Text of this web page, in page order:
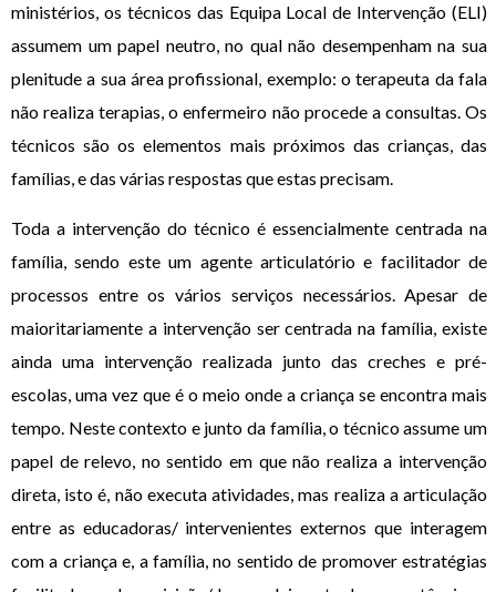
ministérios, os técnicos das Equipa Local de Intervenção (ELI)
assumem um papel neutro, no qual não desempenham na sua
plenitude a sua área profissional, exemplo: o terapeuta da fala
não realiza terapias, o enfermeiro não procede a consultas. Os
técnicos são os elementos mais próximos das crianças, das
famílias, e das várias respostas que estas precisam.
Toda a intervenção do técnico é essencialmente centrada na
família, sendo este um agente articulatório e facilitador de
processos entre os vários serviços necessários. Apesar de
maioritariamente a intervenção ser centrada na família, existe
ainda uma intervenção realizada junto das creches e pré-
escolas, uma vez que é o meio onde a criança se encontra mais
tempo. Neste contexto e junto da família, o técnico assume um
papel de relevo, no sentido em que não realiza a intervenção
direta, isto é, não executa atividades, mas realiza a articulação
entre as educadoras/ intervenientes externos que interagem
com a criança e, a família, no sentido de promover estratégias